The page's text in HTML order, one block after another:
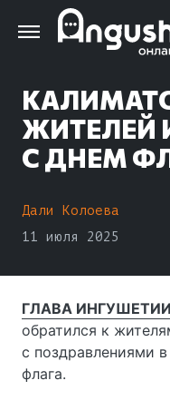
Перейти
ЖИТЕЛЕЙ
С ДНЕМ
Дали Колоева
11 июля 2025
ГЛАВА ИНГУШЕТИИ
обратился к
с поздравлениями
флага.